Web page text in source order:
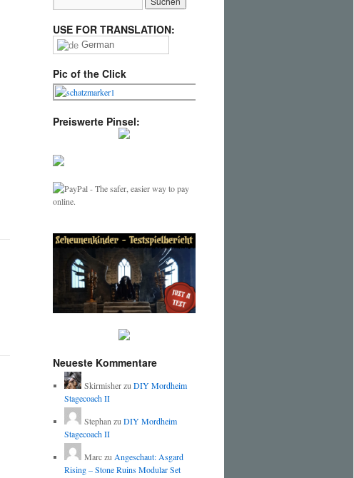
USE FOR TRANSLATION:
German
Pic of the Click
Preiswerte Pinsel:
Neueste Kommentare
SkirmisherzuDIY Mordheim
Stagecoach II
StephanzuDIY Mordheim
Stagecoach II
MarczuAngeschaut: Asgard
Rising – Stone Ruins Modular Set